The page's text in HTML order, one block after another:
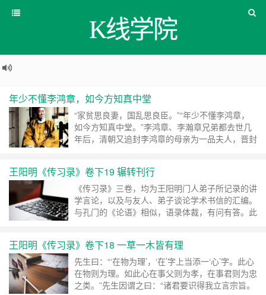
K线学院
年少不懂李鸿章，如今方知真中堂
“家贫思良妻，国乱思良臣。”“年少不懂李鸿章，
如今方知真中堂。”李鸿章、李瀚章兄弟都去世几
年后，清朝又追封李鸿章的母亲为一品夫人，晋封
王阳明《传习录》卷下19 辗转刊行
《传习录》三卷，均为王阳明门人弟子所记录的讲
学言论，以及与友人、弟子谈论学术书信的汇编。
与孔门的《论语》相似，语录体裁，有问有答。此
心学之经典。 ……继续阅读 »
王阳明《传习录》卷下18 一草一木皆有理
先生曰：“‘在物为理’，‘在’字上当添一‘心’字。此心
在物则为理。如此心在事父则为孝，在事君则为忠
之类。”先生因谓之曰：“诸君要识得我立言宗旨。